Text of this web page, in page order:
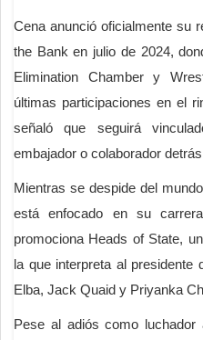
Cena anunció oficialmente su
the Bank en julio de 2024,
Elimination Chamber y
últimas participaciones en el
señaló que seguirá
embajador o colaborador
Mientras se despide del
está enfocado en su
promociona Heads of State,
la que interpreta al presidente
Elba, Jack Quaid y Priyanka
Pese al adiós como